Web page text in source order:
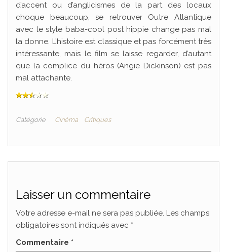
d’accent ou d’anglicismes de la part des locaux
choque beaucoup, se retrouver Outre Atlantique
avec le style baba-cool post hippie change pas mal
la donne. L’histoire est classique et pas forcément très
intéressante, mais le film se laisse regarder, d’autant
que la complice du héros (Angie Dickinson) est pas
mal attachante.
Catégorie Cinéma Critiques
Laisser un commentaire
Votre adresse e-mail ne sera pas publiée. Les champs
obligatoires sont indiqués avec *
Commentaire *